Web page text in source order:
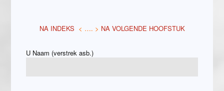
NA INDEKS < …. > NA VOLGENDE HOOFSTUK
U Naam (verstrek asb.)